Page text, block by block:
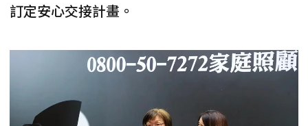
訂定安心交接計畫。